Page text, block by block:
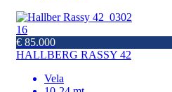
16
€ 85.000
HALLBERG RASSY 42
Vela